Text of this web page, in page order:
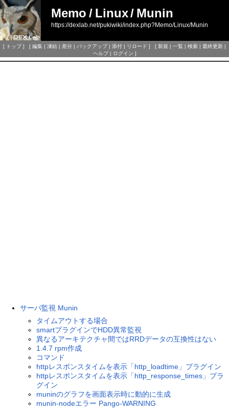
Memo / Linux/ Munin
https://dexlab.net/pukiwiki/index.php?Memo/Linux/Munin
[ トップ] [ 編集 | 凍結 | 差分 | バックアップ| 添付 | リロード ] [ 新規 | 一覧 | 検索 | 最終更新 |
ヘルプ| ログイン ]
サーバ監視 Munin
タイムアウトする場合
smartプラグインでHDD異常監視
異なるアーキテクチャ間ではRRDデータの互換性はない
1.4.7 rpm作成
コマンド
httpレスポンスタイムを表示「http_loadtime」プラグイン
httpレスポンスタイムを表示「http_response_times」プラ
グイン
muninのグラフを画面表示時に動的に生成
munin-nodeエラー Pango-WARNING